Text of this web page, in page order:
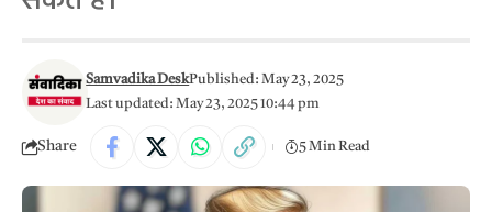
Last updated: May 23, 2025 10:44 pm
Samvadika DeskPublished: May 23, 2025
Share 5 Min Read